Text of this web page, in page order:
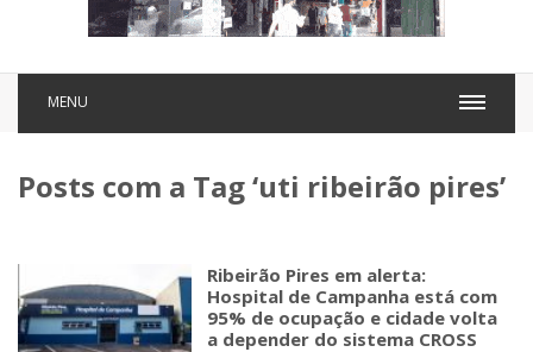
MENU
Posts com a Tag ‘uti ribeirão pires’
Ribeirão Pires em alerta:
Hospital de Campanha está com
95% de ocupação e cidade volta
a depender do sistema CROSS